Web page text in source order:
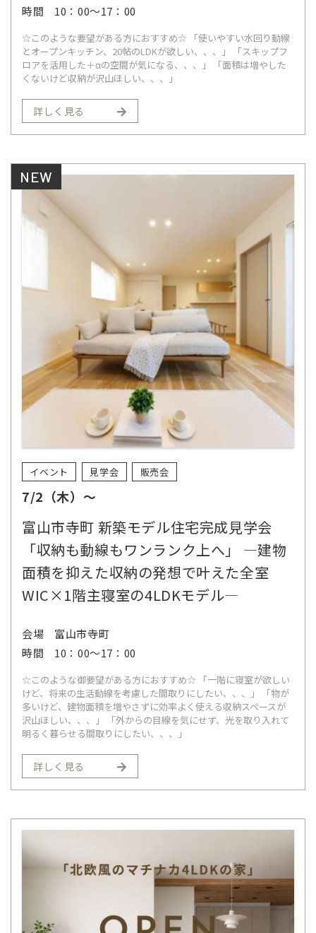
時間
10：00～17：00
☆このような要望がある方におすすめ☆ 「使いやすい水回り動線
とオープンキッチン、20帖のLDKが欲しい、、、」 「スキップフ
ロアを活用した＋αの空間が気になる、、、」 「面積は増やした
くないけど収納が沢山ほしい、、、」
詳しく見る
NEW
イベント 見学会 販売会
7/2（木）～
富山市寺町 新築モデル住宅完成見学会
「収納も動線もワンランク上へ」 ―建物
面積を抑えた収納の発想で叶えた全室
WIC×1階主寝室の4LDKモデル―
会場
富山市寺町
時間
10：00～17：00
☆このような御要望がある方におすすめ☆ 「一階に寝室が欲しい
けど、将来の生活動線を考慮した間取りにしたい、、、」 「物が
多いけど、建物面積を増やさずに効率よく使える収納スペースが
沢山ほしい、、、」 「外からの目線を気にせず、光を取り入れて
明るく暮らせる間取りにしたい、、、」
詳しく見る